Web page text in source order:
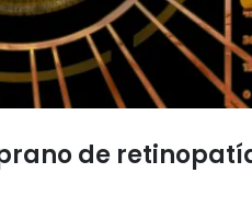
de